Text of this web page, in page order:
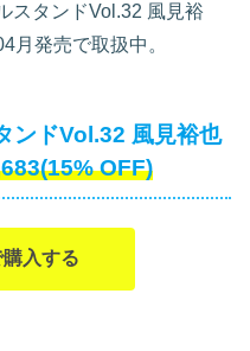
スタンドVol.32 風見裕
月発売で取扱中。
ンドVol.32 風見裕也
OFF)
入する